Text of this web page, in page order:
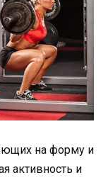
на форму и
активность и